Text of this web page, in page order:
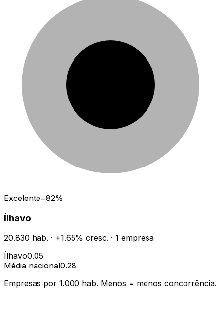
Excelente−82%
Ílhavo
20.830 hab. · +1.65% cresc. · 1 empresa
Ílhavo0.05
Média nacional0.28
Empresas por 1.000 hab. Menos = menos concorrência.